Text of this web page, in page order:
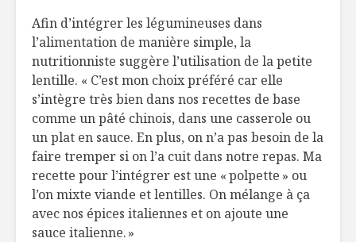
Afin d’intégrer les légumineuses dans
l’alimentation de manière simple, la
nutritionniste suggère l’utilisation de la petite
lentille. « C’est mon choix préféré car elle
s’intègre très bien dans nos recettes de base
comme un pâté chinois, dans une casserole ou
un plat en sauce. En plus, on n’a pas besoin de la
faire tremper si on l’a cuit dans notre repas. Ma
recette pour l’intégrer est une « polpette » ou
l’on mixte viande et lentilles. On mélange à ça
avec nos épices italiennes et on ajoute une
sauce italienne. »
Une fête Divali
entre amis
Tout ce qu’il vous
faut pour un Noël
chic et relax
saumon
petits